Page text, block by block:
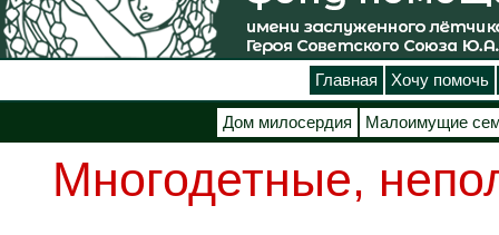
Главная Хочу помочь
Дом милосердия Малоимущие
Многодетные,